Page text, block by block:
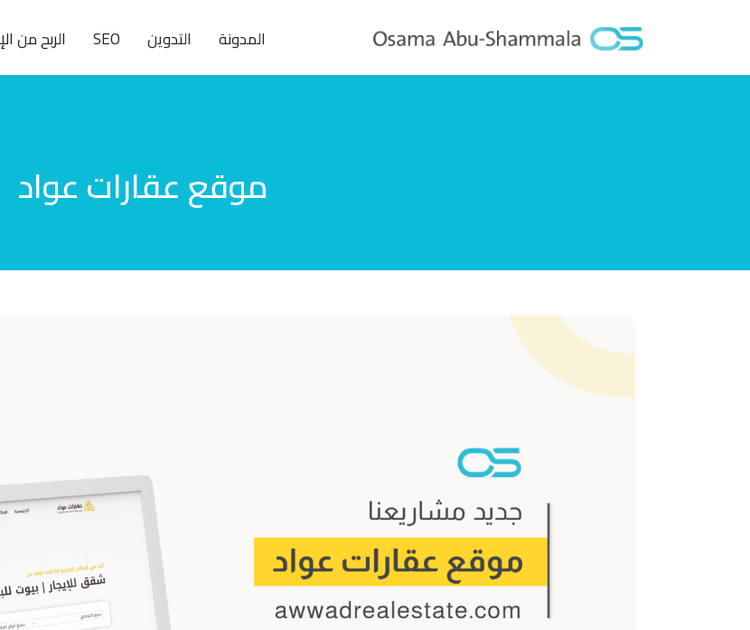
المدونة التدوين SEO الربح من
موقع عقارات عواد